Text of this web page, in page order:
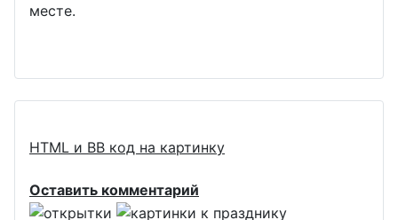
месте.
HTML и BB код на картинку
Оставить комментарий